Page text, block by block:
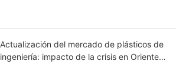
Actualización del mercado de plásticos de
ingeniería: impacto de la crisis en Oriente